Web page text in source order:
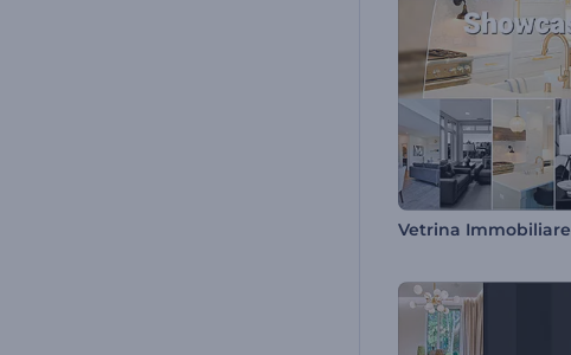
Vetrina Immobiliare